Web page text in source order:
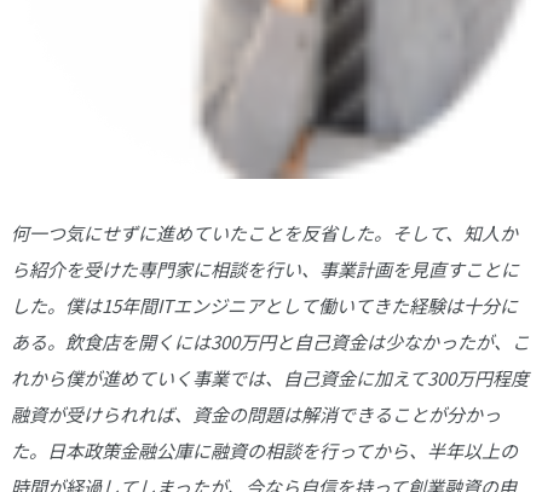
何一つ気にせずに進めていたことを反省した。そして、知人か
ら紹介を受けた専門家に相談を行い、事業計画を見直すことに
した。僕は15年間ITエンジニアとして働いてきた経験は十分に
ある。飲食店を開くには300万円と自己資金は少なかったが、こ
れから僕が進めていく事業では、自己資金に加えて300万円程度
融資が受けられれば、資金の問題は解消できることが分かっ
た。日本政策金融公庫に融資の相談を行ってから、半年以上の
時間が経過してしまったが、今なら自信を持って創業融資の申